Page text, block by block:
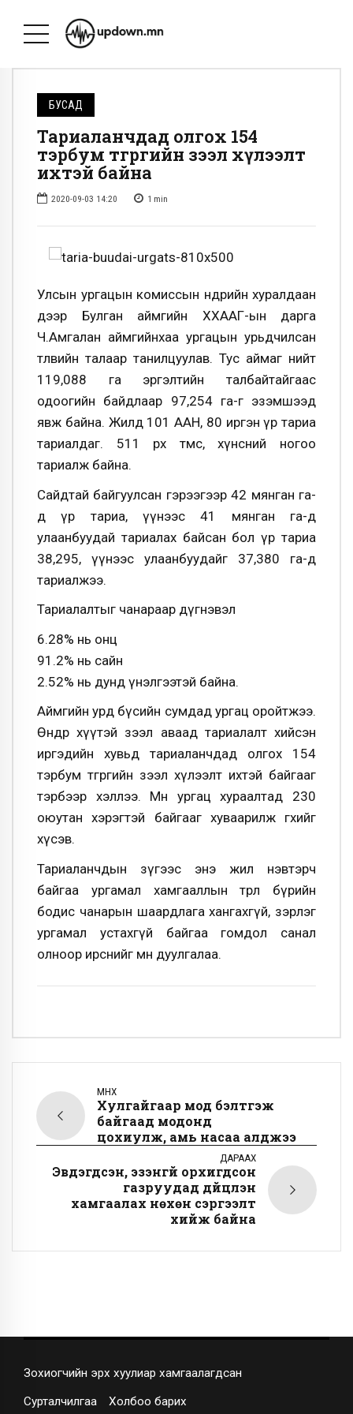
БУСАД
Тариаланчдад олгох 154
тэрбум төгрөгийн зээл хүлээлт
ихтэй байна
2020-09-03 14:20 1 min
Улсын ургацын комиссын өнөөдрийн хуралдаан
дээр Булган аймгийн ХХААГ-ын дарга
Ч.Амгалан аймгийнхаа ургацын урьдчилсан
төлөвийн талаар танилцуулав. Тус аймаг нийт
119,088 га эргэлтийн талбайтайгаас
одоогийн байдлаар 97,254 га-г эзэмшээд
явж байна. Жилд 101 ААН, 80 иргэн үр тариа
тариалдаг. 511 өрх төмс, хүнсний ногоо
тариалж байна.
Сайдтай байгуулсан гэрээгээр 42 мянган га-
д үр тариа, үүнээс 41 мянган га-д
улаанбуудай тариалах байсан бол үр тариа
38,295, үүнээс улаанбуудайг 37,380 га-д
тариалжээ.
Тариалалтыг чанараар дүгнэвэл
6.28% нь онц
91.2% нь сайн
2.52% нь дунд үнэлгээтэй байна.
Аймгийн урд бүсийн сумдад ургац оройтжээ.
Өндөр хүүтэй зээл аваад тариалалт хийсэн
иргэдийн хувьд тариаланчдад олгох 154
тэрбум төгрөгийн зээл хүлээлт ихтэй байгааг
тэрбээр хэллээ. Мөн ургац хураалтад 230
оюутан хэрэгтэй байгааг хуваарилж өгөхийг
хүсэв.
Тариаланчдын зүгээс энэ жил нэвтэрч
байгаа ургамал хамгааллын төрөл бүрийн
бодис чанарын шаардлага хангахгүй, зэрлэг
ургамал устахгүй байгаа гомдол санал
олноор ирснийг мөн дуулгалаа.
ӨМНӨХ
Хулгайгаар мод бэлтгэж
байгаад модонд
цохиулж, амь насаа алджээ
ДАРААХ
Эвдэгдсэн, эзэнгүй орхигдсон
газруудад дүйцүүлэн
хамгаалах нөхөн сэргээлт
хийж байна
Зохиогчийн эрх хуулиар хамгаалагдсан
Сурталчилгаа Холбоо барих